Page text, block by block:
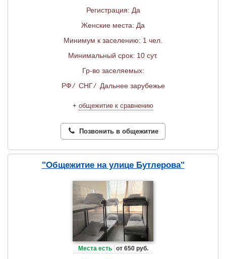
Регистрация: Да
Женские места: Да
Минимум к заселению: 1 чел.
Минимальный срок: 10 сут.
Гр-во заселяемых:
РФ/ СНГ/ Дальнее зарубежье
+ общежитие к сравнению
Позвонить в общежитие
"Общежитие на улице Бутлерова"
Места есть от 650 руб.